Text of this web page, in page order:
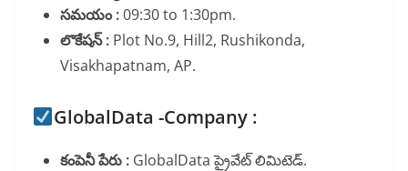
సమయం :09:30 to 1:30pm.
లొకేషన్ : Plot No.9, Hill2, Rushikonda,
Visakhapatnam, AP.
GlobalData -Company :
కంపెనీ పేరు : GlobalData ప్రైవేట్ లిమిటెడ్.